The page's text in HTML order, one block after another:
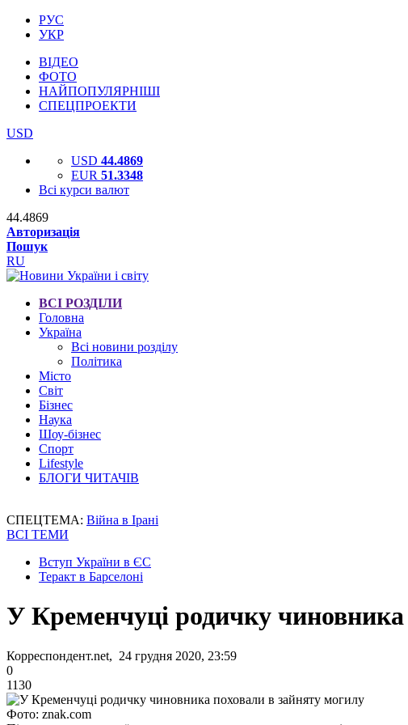
РУС
УКР
ВІДЕО
ФОТО
НАЙПОПУЛЯРНІШІ
СПЕЦПРОЕКТИ
USD
USD 44.4869
EUR 51.3348
Всі курси валют
44.4869
Авторизація
Пошук
RU
ВСІ РОЗДІЛИ
Головна
Україна
Всі новини розділу
Політика
Місто
Світ
Бізнес
Наука
Шоу-бізнес
Спорт
Lifestyle
БЛОГИ ЧИТАЧІВ
СПЕЦТЕМА: Війна в Ірані
ВСІ ТЕМИ
Вступ України в ЄС
Теракт в Барселоні
У Кременчуці родичку
Корреспондент.net, 24 грудня 2020, 23:59
0
1130
Фото: znak.com